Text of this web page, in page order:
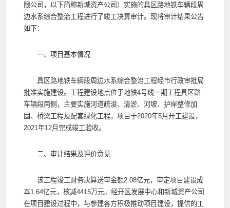
限公司，以下简称新城资产公司）实施的具区路地铁车辆段周
边水系综合整治工程进行了竣工决算审计。现将审计结果公告
如下：
一、项目基本情况
具区路地铁车辆段周边水系综合整治工程经市行政审批局
批准实施建设。工程建设地点位于地铁4号线一期工程具区路
车辆段南侧，主要实施河道疏浚、清淤、河坡、护岸整修加
固、桥梁工程及配套绿化工程。项目于2020年5月开工建设，
2021年12月完成竣工验收。
二、审计结果及评价意见
该工程竣工财务决算送审金额2.08亿元，审定项目建设成
本1.64亿元，核减4415万元。经开区发展中心和新城资产公司
在项目建设过程中，与参建各方积极推动项目建设，提供的工